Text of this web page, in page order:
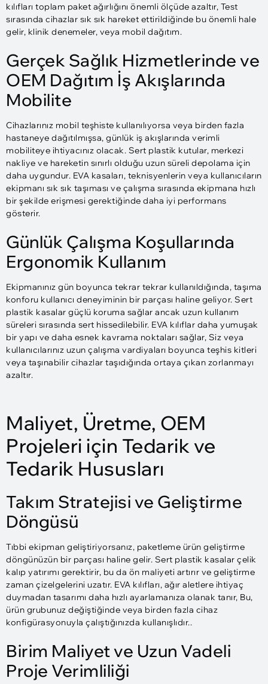
kılıfları toplam paket ağırlığını önemli ölçüde azaltır, Test
sırasında cihazlar sık ​​sık hareket ettirildiğinde bu önemli hale
gelir, klinik denemeler, veya mobil dağıtım.
Gerçek Sağlık Hizmetlerinde ve
OEM Dağıtım İş Akışlarında
Mobilite
Cihazlarınız mobil teşhiste kullanılıyorsa veya birden fazla
hastaneye dağıtılmışsa, günlük iş akışlarında verimli
mobiliteye ihtiyacınız olacak. Sert plastik kutular, merkezi
nakliye ve hareketin sınırlı olduğu uzun süreli depolama için
daha uygundur. EVA kasaları, teknisyenlerin veya kullanıcıların
ekipmanı sık sık taşıması ve çalışma sırasında ekipmana hızlı
bir şekilde erişmesi gerektiğinde daha iyi performans
gösterir.
Günlük Çalışma Koşullarında
Ergonomik Kullanım
Ekipmanınız gün boyunca tekrar tekrar kullanıldığında, taşıma
konforu kullanıcı deneyiminin bir parçası haline geliyor. Sert
plastik kasalar güçlü koruma sağlar ancak uzun kullanım
süreleri sırasında sert hissedilebilir. EVA kılıflar daha yumuşak
bir yapı ve daha esnek kavrama noktaları sağlar, Siz veya
kullanıcılarınız uzun çalışma vardiyaları boyunca teşhis kitleri
veya taşınabilir cihazlar taşıdığında ortaya çıkan zorlanmayı
azaltır.
Maliyet, Üretme, OEM
Projeleri için Tedarik ve
Tedarik Hususları
Takım Stratejisi ve Geliştirme
Döngüsü
Tıbbi ekipman geliştiriyorsanız, paketleme ürün geliştirme
döngünüzün bir parçası haline gelir. Sert plastik kasalar çelik
kalıp yatırımı gerektirir, bu da ön maliyeti artırır ve geliştirme
zaman çizelgelerini uzatır. EVA kılıfları, ağır aletlere ihtiyaç
duymadan tasarımı daha hızlı ayarlamanıza olanak tanır, Bu,
ürün grubunuz değiştiğinde veya birden fazla cihaz
konfigürasyonuyla çalıştığınızda kullanışlıdır..
Birim Maliyet ve Uzun Vadeli
Proje Verimliliği